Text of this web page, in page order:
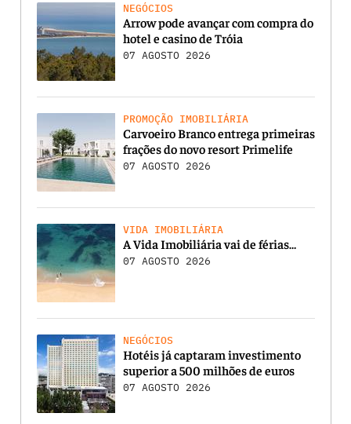
NEGÓCIOS
Arrow pode avançar com compra do
hotel e casino de Tróia
07 AGOSTO 2026
PROMOÇÃO IMOBILIÁRIA
Carvoeiro Branco entrega primeiras
frações do novo resort Primelife
07 AGOSTO 2026
VIDA IMOBILIÁRIA
A Vida Imobiliária vai de férias…
07 AGOSTO 2026
NEGÓCIOS
Hotéis já captaram investimento
superior a 500 milhões de euros
07 AGOSTO 2026